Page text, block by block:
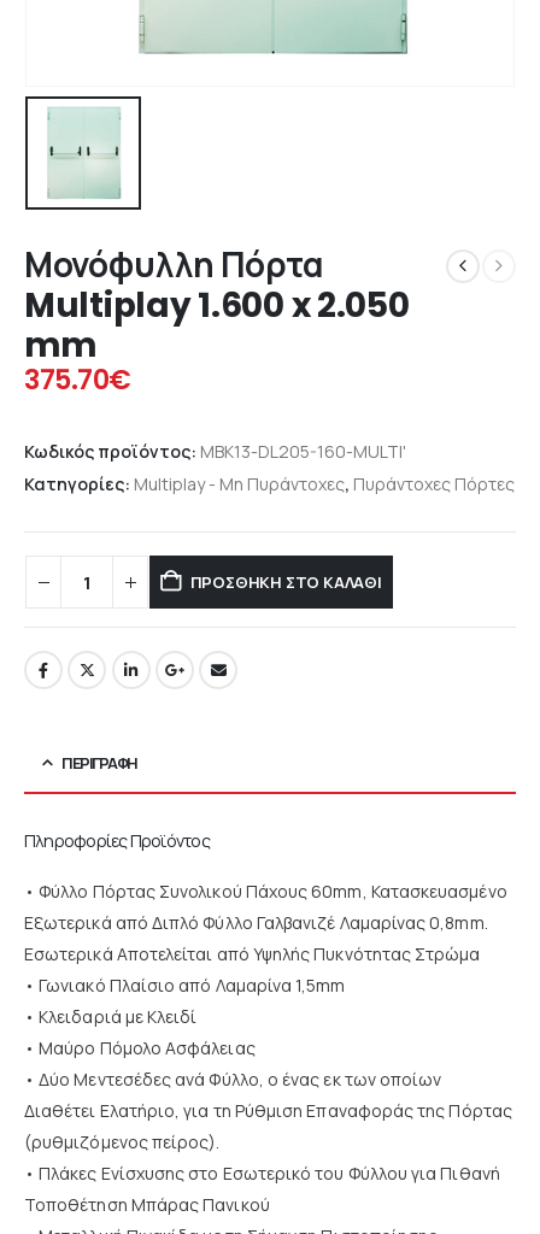
Μονόφυλλη Πόρτα
Multiplay 1.600 x 2.050
mm
375.70€
Κωδικός προϊόντος: MBK13-DL205-160-MULTI'
Κατηγορίες: Multiplay - Μη Πυράντοχες, Πυράντοχες Πόρτες
ΠΡΟΣΘΉΚΗ ΣΤΟ ΚΑΛΆΘΙ
ΠΕΡΙΓΡΑΦΉ
Πληροφορίες Προϊόντος
• Φύλλο Πόρτας Συνολικού Πάχους 60mm, Κατασκευασμένο
Εξωτερικά από Διπλό Φύλλο Γαλβανιζέ Λαμαρίνας 0,8mm.
Εσωτερικά Αποτελείται από Υψηλής Πυκνότητας Στρώμα
• Γωνιακό Πλαίσιο από Λαμαρίνα 1,5mm
• Κλειδαριά με Κλειδί
• Μαύρο Πόμολο Ασφάλειας
• Δύο Μεντεσέδες ανά Φύλλο, ο ένας εκ των οποίων
Διαθέτει Ελατήριο, για τη Ρύθμιση Επαναφοράς της Πόρτας
(ρυθμιζόμενος πείρος).
• Πλάκες Ενίσχυσης στο Εσωτερικό του Φύλλου για Πιθανή
Τοποθέτηση Μπάρας Πανικού